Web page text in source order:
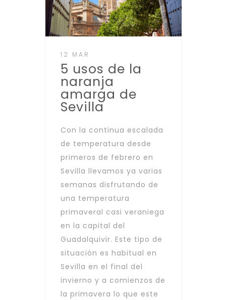
12 MAR
5 usos de la
naranja
amarga de
Sevilla
Con la continua escalada
de temperatura desde
primeros de febrero en
Sevilla llevamos ya varias
semanas disfrutando de
una temperatura
primaveral casi veraniega
en la capital del
Guadalquivir. Este tipo de
situación es habitual en
Sevilla en el final del
invierno y a comienzos de
la primavera lo que este